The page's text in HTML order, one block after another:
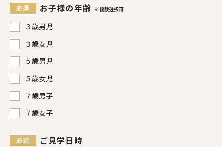
お子様の年齢
３歳男児
３歳女児
５歳男児
５歳女児
７歳男子
７歳女子
ご見学日時